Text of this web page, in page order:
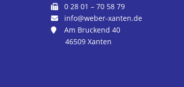
0 28 01 – 70 58 79
info@weber-xanten.de
Am Bruckend 40
46509 Xanten